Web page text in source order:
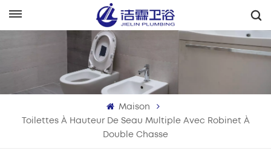
Français
Deutsch
Maison
Toilettes À Hauteur De Seau Multiple Avec Robinet À
Double Chasse